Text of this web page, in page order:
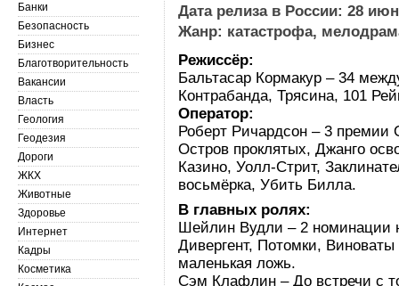
Дата релиза в России: 28
Жанр: катастрофа,
Режиссёр:
Бальтасар Кормакур – 34
Контрабанда, Трясина, 101
Оператор:
Роберт Ричардсон – 3 премии
Остров проклятых, Джанго
Казино, Уолл-Стрит,
восьмёрка, Убить Билла.
В главных ролях:
Шейлин Вудли – 2 номинации
Дивергент, Потомки,
маленькая ложь.
Сэм Клафлин – До встречи с
Банки
Безопасность
Бизнес
Благотворительность
Вакансии
Власть
Геология
Геодезия
Дороги
ЖКХ
Животные
Здоровье
Интернет
Кадры
Косметика